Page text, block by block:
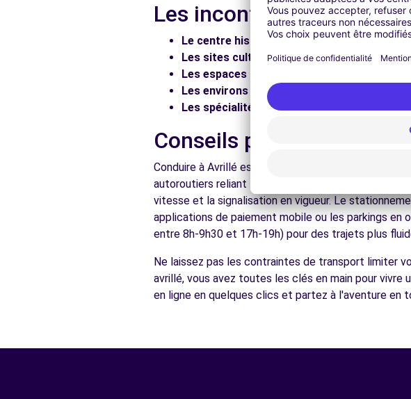
Free2move Rent - GARAGE MARIE - ST BARTHELEMY D'ANJOU
3 RUE DE CHAMPFLEUR 3-5 ZI DE ST BARTHELEMY D'ANJOU
SAINT-BARTHELEMY-D'ANJOU, 49124
Free2move Rent - UGO TOMBINI AUTOMOBILES - ANGERS (C)
Les incontournables à
Le centre historique :Flânez dans les
Les sites culturels :Visitez les musées et
Les espaces naturels :
Les environs :
Explorez les châteaux de la
Les spécialités locales :Découvrez la
Conseils pratiques pour
Conduire à Avrillé est accessible à tous les
autoroutiers reliant l'Atlantique à la vallée de la
vitesse et la signalisation en vigueur. Le
applications de paiement mobile ou les parkings en
entre 8h-9h30 et 17h-19h) pour des trajets plus
Ne laissez pas les contraintes de transport limiter
avrillé, vous avez toutes les clés en main pour vivre
en ligne en quelques clics et partez à l'aventure